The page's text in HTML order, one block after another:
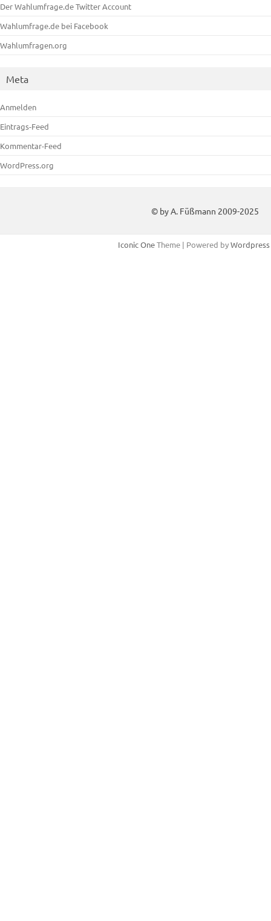
Der Wahlumfrage.de Twitter Account
Wahlumfrage.de bei Facebook
Wahlumfragen.org
Meta
Anmelden
Eintrags-Feed
Kommentar-Feed
WordPress.org
© by A. Füßmann 2009-2025
Iconic OneTheme | Powered byWordpress